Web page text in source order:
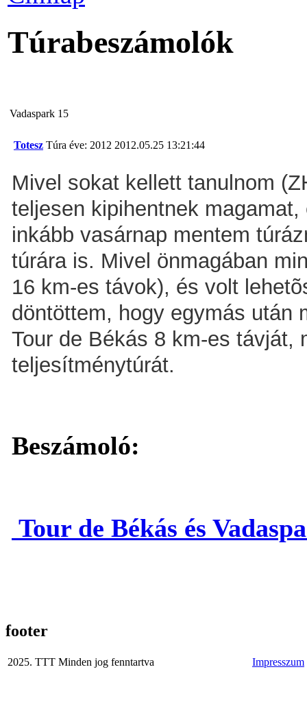
Túrabeszámolók
Vadaspark 15
Totesz Túra éve: 2012 2012.05.25 13:21:44
Mivel sokat kellett tanulnom
teljesen kipihentnek
inkább vasárnap mentem
túrára is. Mivel önmagában
16 km-es távok), és volt
döntöttem, hogy egymás után
Tour de Békás 8 km-es távját,
teljesítménytúrát.
Beszámoló:
Tour de Békás és
footer
2025. TTT Minden jog fenntartva Impresszum